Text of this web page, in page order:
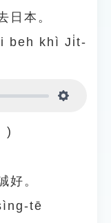
日本。
beh khì Ji̍t-
)
好。
tē